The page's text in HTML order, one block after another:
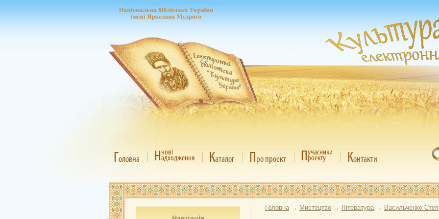
Головна Ннові
адходження Каталог Про проект Пучасники
роекту Контакти
Головна → Мистецтво → Література → Васильченко